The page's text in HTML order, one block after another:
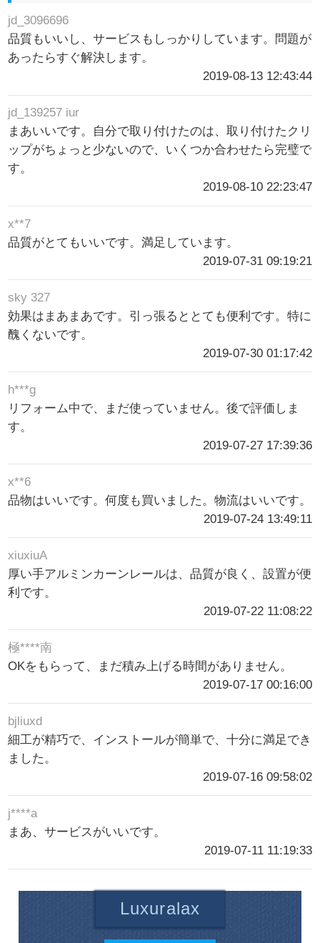
jd_3096696
品質もいいし、サービスもしっかりしています。問題が
あったらすぐ解決します。
2019-08-13 12:43:44
jd_139257 iur
まあいいです。自分で取り付けたのは、取り付けたクリ
ップがちょっと少ないので、いくつか合わせたら完璧で
す。
2019-08-10 22:23:47
x**7
品質がとてもいいです。満足しています。
2019-07-31 09:19:21
sky 327
効果はまあまあです。引っ張るととても便利です。特に
醜くないです。
2019-07-30 01:17:42
h***g
リフォーム中で、まだ使っていません。後で評価しま
す。
2019-07-27 17:39:36
x**6
品物はいいです。何度も買いました。物流はいいです。
2019-07-24 13:49:11
xiuxiuA
厚い手アルミンカーンレールは、品質が良く、設置が便
利です。
2019-07-22 11:08:22
極****南
OKをもらって、まだ積み上げる時間がありません。
2019-07-17 00:16:00
bjliuxd
細工が精巧で、インストールが簡単で、十分に満足でき
ました。
2019-07-16 09:58:02
j****a
まあ、サービスがいいです。
2019-07-11 11:19:33
Luxuralax